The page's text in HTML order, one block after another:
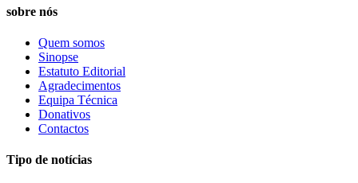
sobre nós
Quem somos
Sinopse
Estatuto Editorial
Agradecimentos
Equipa Técnica
Donativos
Contactos
Tipo de notícias